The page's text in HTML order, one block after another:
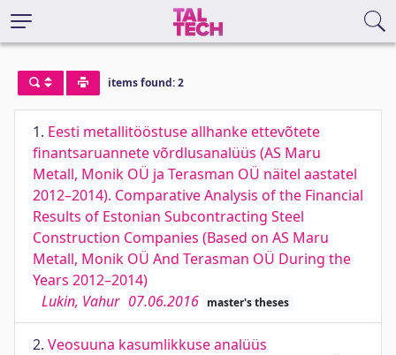
items found: 2
1. Eesti metallitööstuse allhanke ettevõtete
finantsaruannete võrdlusanalüüs (AS Maru
Metall, Monik OÜ ja Terasman OÜ näitel aastatel
2012–2014). Comparative Analysis of the Financial
Results of Estonian Subcontracting Steel
Construction Companies (Based on AS Maru
Metall, Monik OÜ And Terasman OÜ During the
Years 2012–2014)
Lukin, Vahur 07.06.2016 master's theses
2. Veosuuna kasumlikkuse analüüs